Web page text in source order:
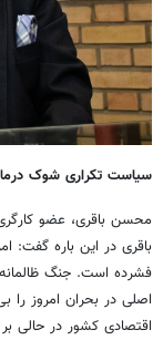
سیاست تکراری شوک
محسن باقری، عضو
باقری در این باره گفت:
فشرده است. جنگ
اصلی در بحران امروز
اقتصادی کشور در حالی